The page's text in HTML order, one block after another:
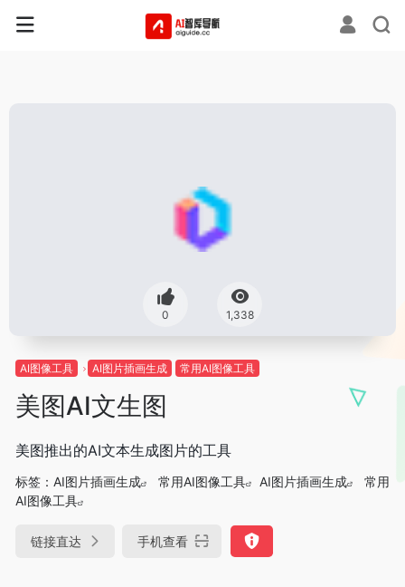
0 1,338
AI图像工具 AI图片插画生成 常用AI图像工具
美图AI文生图
美图推出的AI文本生成图片的工具
标签： AI图片插画生成 常用AI图像工具 AI图片插画生成
常用
AI图像工具
链接直达 手机查看